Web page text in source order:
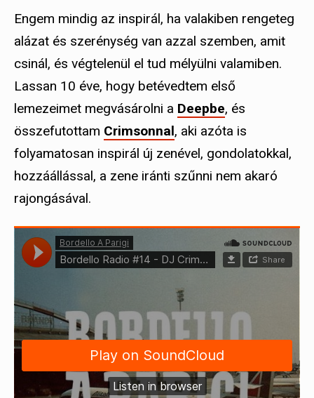
Engem mindig az inspirál, ha valakiben rengeteg
alázat és szerénység van azzal szemben, amit
csinál, és végtelenül el tud mélyülni valamiben.
Lassan 10 éve, hogy betévedtem első
lemezeimet megvásárolni a Deepbe, és
összefutottam Crimsonnal, aki azóta is
folyamatosan inspirál új zenével, gondolatokkal,
hozzáállással, a zene iránti szűnni nem akaró
rajongásával.